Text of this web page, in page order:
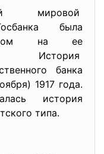
мировой
была
на ее
История
банка
1917 года.
история
типа.